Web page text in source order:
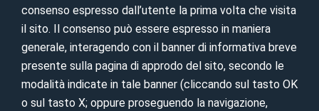
consenso espresso dall’utente la prima volta che visita
il sito. Il consenso può essere espresso in maniera
generale, interagendo con il banner di informativa breve
presente sulla pagina di approdo del sito, secondo le
modalità indicate in tale banner (cliccando sul tasto OK
o sul tasto X; oppure proseguendo la navigazione,